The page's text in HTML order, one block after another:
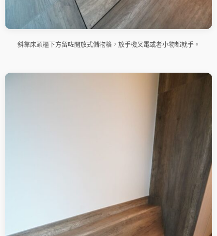
斜靠床頭櫃下方留咗開放式儲物格，放手機叉電或者小物都就手。